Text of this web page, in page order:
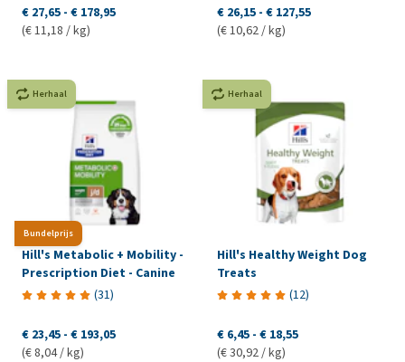
€ 27,65 - € 178,95
(€ 11,18 / kg)
€ 26,15 - € 127,55
(€ 10,62 / kg)
Bundelprijs
Herhaal
Hill's Metabolic + Mobility -
Prescription Diet - Canine
(31)
€ 23,45 - € 193,05
(€ 8,04 / kg)
Herhaal
Hill's Healthy Weight Dog
Treats
(12)
€ 6,45 - € 18,55
(€ 30,92 / kg)